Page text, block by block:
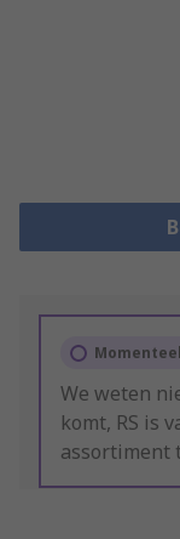
We weten
komt, RS is
assortiment